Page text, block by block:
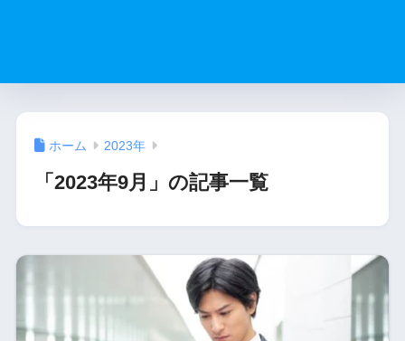
ホーム 2023年
「2023年9月」の記事一覧